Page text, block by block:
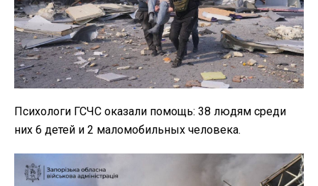
Психологи ГСЧС оказали помощь: 38 людям среди
них 6 детей и 2 маломобильных человека.